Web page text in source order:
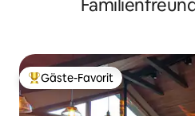
Beliebter Gäste-Favorit.
Gäste-Favorit